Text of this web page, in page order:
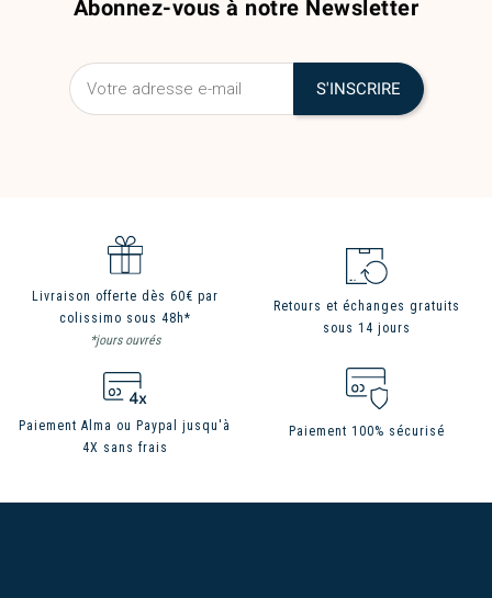
Abonnez-vous à notre Newsletter
Livraison offerte dès 60€ par
colissimo sous 48h*
*jours ouvrés
Retours et échanges gratuits
sous 14 jours
Paiement Alma ou Paypal jusqu'à
4X sans frais
Paiement 100% sécurisé